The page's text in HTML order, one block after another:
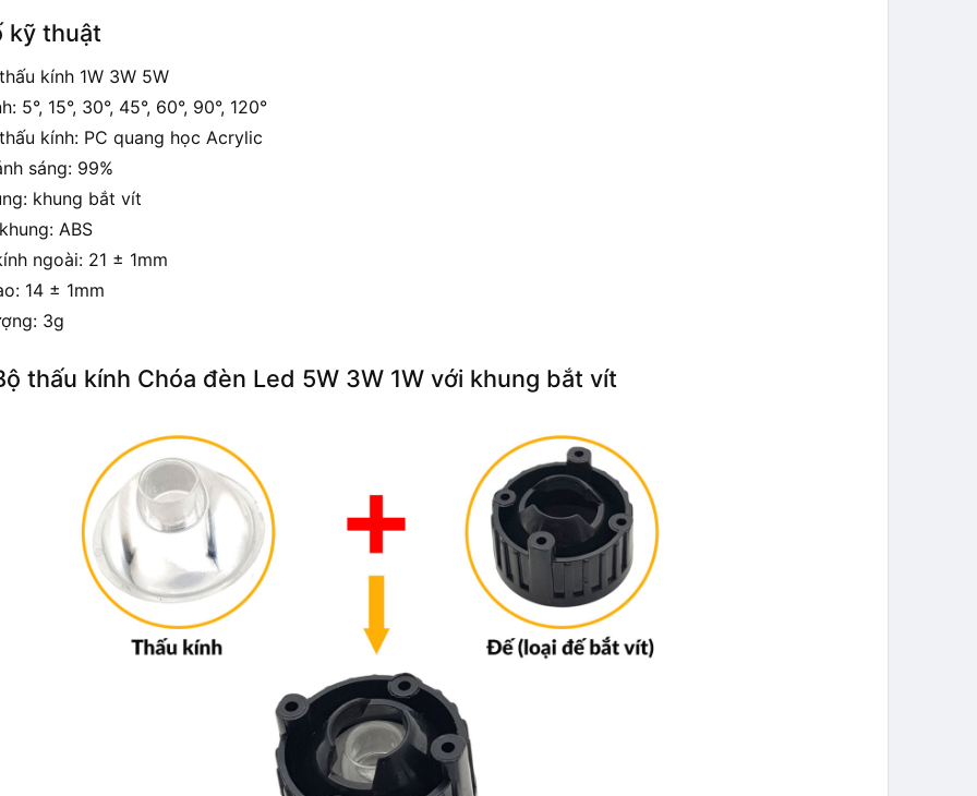
kỹ thuật
kính 1W 3W 5W
5°, 15°, 30°, 45°, 60°, 90°, 120°
kính: PC quang học Acrylic
sáng: 99%
khung bắt vít
ABS
ngoài: 21 ± 1mm
14 ± 1mm
3g
thấu kính Chóa đèn Led 5W 3W 1W với khung bắt vít